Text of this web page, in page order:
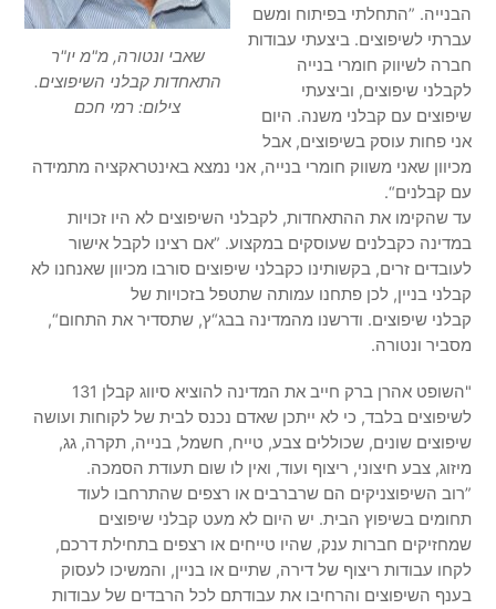
שאבי ונטורה, מ"מ יו"ר
התאחדות קבלני השיפוצים.
צילום: רמי חכם
הבנייה. ”התחלתי בפיתוח ומשם
עברתי לשיפוצים. ביצעתי עבודות
חברה לשיווק חומרי בנייה
לקבלני שיפוצים, וביצעתי
שיפוצים עם קבלני משנה. היום
אני פחות עוסק בשיפוצים, אבל
מכיוון שאני משווק חומרי בנייה, אני נמצא באינטראקציה מתמידה
עם קבלנים“.
עד שהקימו את ההתאחדות, לקבלני השיפוצים לא היו זכויות
במדינה כקבלנים שעוסקים במקצוע. ”אם רצינו לקבל אישור
לעובדים זרים, בקשותינו כקבלני שיפוצים סורבו מכיוון שאנחנו לא
קבלני בניין, לכן פתחנו עמותה שתטפל בזכויות של
קבלני שיפוצים. ודרשנו מהמדינה בבג“ץ, שתסדיר את התחום“,
מסביר ונטורה.
"השופט אהרן ברק חייב את המדינה להוציא סיווג קבלן 131
לשיפוצים בלבד, כי לא ייתכן שאדם נכנס לבית של לקוחות ועושה
שיפוצים שונים, שכוללים צבע, טייח, חשמל, בנייה, תקרה, גג,
מיזוג, צבע חיצוני, ריצוף ועוד, ואין לו שום תעודת הסמכה.
”רוב השיפוצניקים הם שרברבים או רצפים שהתרחבו לעוד
תחומים בשיפוץ הבית. יש היום לא מעט קבלני שיפוצים
שמחזיקים חברות ענק, שהיו טייחים או רצפים בתחילת דרכם,
לקחו עבודות ריצוף של דירה, שתיים או בניין, והמשיכו לעסוק
בענף השיפוצים והרחיבו את עבודתם לכל הרבדים של עבודות